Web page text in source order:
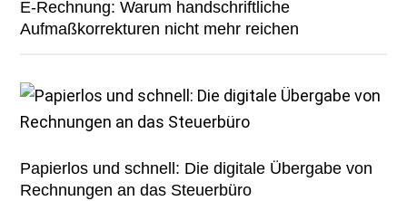
E-Rechnung: Warum handschriftliche
Aufmaßkorrekturen nicht mehr reichen
Papierlos und schnell: Die digitale Übergabe von
Rechnungen an das Steuerbüro